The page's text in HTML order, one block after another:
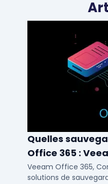
Quelles
Office 365 :
Netapp
Veeam Office 365,
solutions de